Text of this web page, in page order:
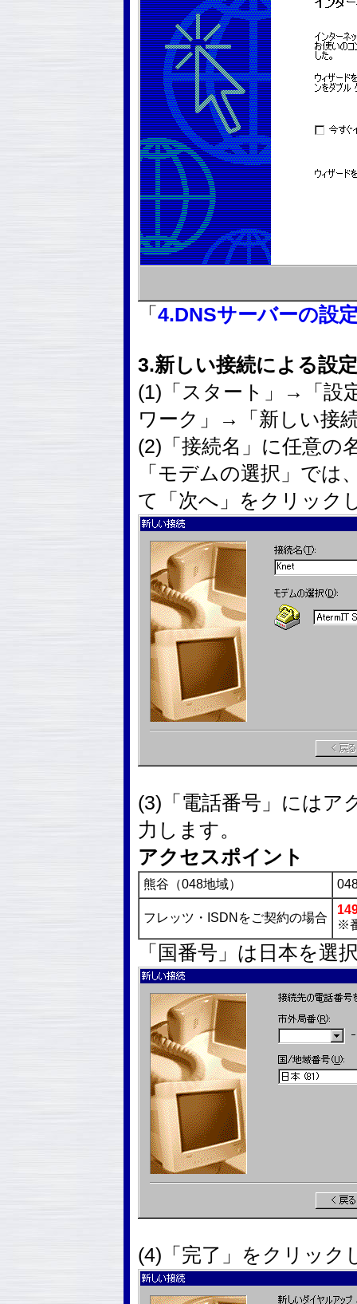
「 4.DNSサーバーの設
3.新しい接続による設定
(1)「スタート」→「設
ワーク」→「新しい接
(2)「接続名」に任意の
「モデムの選択」では
て「次へ」をクリック
(3)「電話番号」にはア
力します。
アクセスポイント
熊谷（048地域）
フレッツ・ISDNをご契約の場合
※
「国番号」は日本を選
(4)「完了」をクリック